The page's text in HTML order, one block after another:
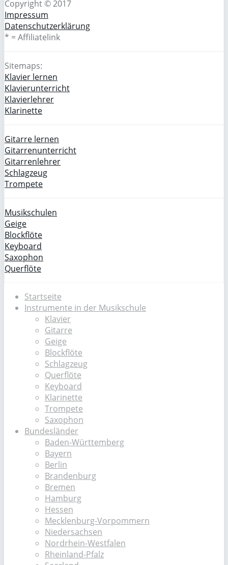
Copyright © 2017
Impressum
Datenschutzerklärung
* = Affiliatelink
Sitemaps:
Klavier lernen
Klavierunterricht
Klavierlehrer
Klarinette
Gitarre lernen
Gitarrenunterricht
Gitarrenlehrer
Schlagzeug
Trompete
Musikschulen
Geige
Blockflöte
Keyboard
Saxophon
Querflöte
Startseite
Instrumente in der Musikschule
Klavier
Gitarre
Geige
Blockflöte
Schlagzeug
Querflöte
Keyboard
Klarinette
Trompete
Saxophon
Bundesländer
Baden-Württemberg
Bayern
Berlin
Brandenburg
Bremen
Hamburg
Hessen
Mecklenburg-Vorpommern
Niedersachsen
Nordrhein-Westfalen
Rheinland-Pfalz